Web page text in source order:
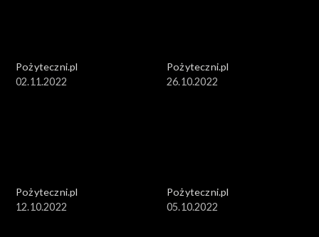
Pożyteczni.pl
02.11.2022
Pożyteczni.pl
26.10.2022
Pożyteczni.pl
12.10.2022
Pożyteczni.pl
05.10.2022